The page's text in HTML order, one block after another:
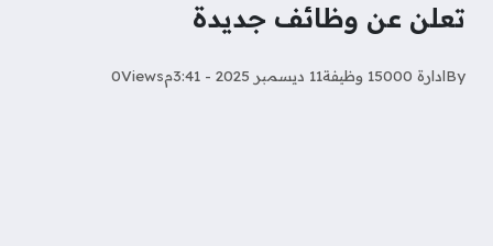
تعلن عن وظائف جديدة
Byادارة 15000 وظيفة 11 ديسمبر 2025 - 3:41م Views
0